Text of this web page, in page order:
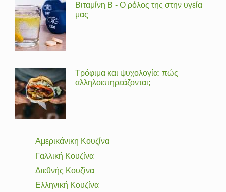
Βιταμίνη Β - Ο ρόλος της στην υγεία
μας
Τρόφιμα και ψυχολογία: πώς
αλληλοεπηρεάζονται;
Αμερικάνικη Κουζίνα
Γαλλική Κουζίνα
Διεθνής Κουζίνα
Ελληνική Κουζίνα